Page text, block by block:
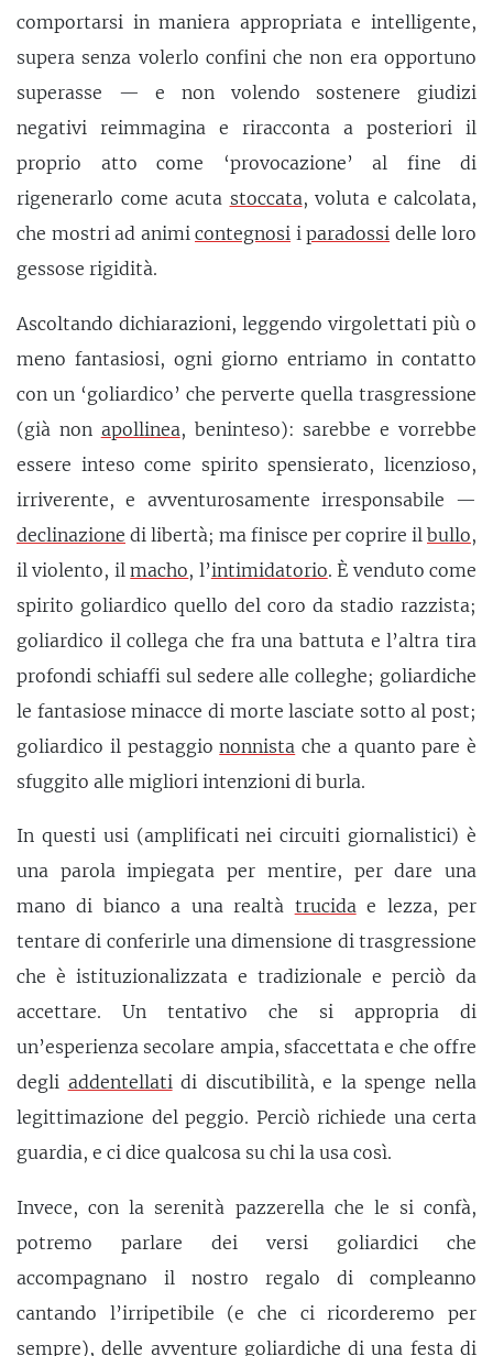
comportarsi in maniera appropriata e intelligente,
supera senza volerlo confini che non era opportuno
superasse — e non volendo sostenere giudizi
negativi reimmagina e riracconta a posteriori il
proprio atto come ‘provocazione’ al fine di
rigenerarlo come acuta stoccata, voluta e calcolata,
che mostri ad animi contegnosi i paradossi delle loro
gessose rigidità.
Ascoltando dichiarazioni, leggendo virgolettati più o
meno fantasiosi, ogni giorno entriamo in contatto
con un ‘goliardico’ che perverte quella trasgressione
(già non apollinea, beninteso): sarebbe e vorrebbe
essere inteso come spirito spensierato, licenzioso,
irriverente, e avventurosamente irresponsabile —
declinazione di libertà; ma finisce per coprire il bullo,
il violento, ilmacho, l’intimidatorio. È venduto come
spirito goliardico quello del coro da stadio razzista;
goliardico il collega che fra una battuta e l’altra tira
profondi schiaffi sul sedere alle colleghe; goliardiche
le fantasiose minacce di morte lasciate sotto al post;
goliardico il pestaggiononnista che a quanto pare è
sfuggito alle migliori intenzioni di burla.
In questi usi (amplificati nei circuiti giornalistici) è
una parola impiegata per mentire, per dare una
mano di bianco a una realtà trucidae lezza, per
tentare di conferirle una dimensione di trasgressione
che è istituzionalizzata e tradizionale e perciò da
accettare. Un tentativo che si appropria di
un’esperienza secolare ampia, sfaccettata e che offre
degli addentellatidi discutibilità, e la spenge nella
legittimazione del peggio. Perciò richiede una certa
guardia, e ci dice qualcosa su chi la usa così.
Invece, con la serenità pazzerella che le si confà,
potremo parlare dei versi goliardici che
accompagnano il nostro regalo di compleanno
cantando l’irripetibile (e che ci ricorderemo per
sempre), delle avventure goliardiche di una festa di